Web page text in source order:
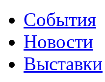
События
Новости
Выставки